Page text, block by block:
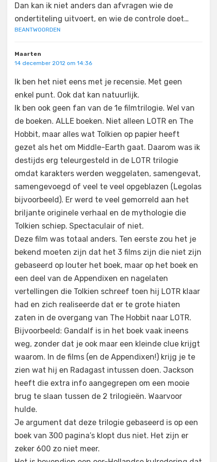
Dan kan ik niet anders dan afvragen wie de
ondertiteling uitvoert, en wie de controle doet…
BEANTWOORDEN
Maarten
14 december 2012 om 14:36
Ik ben het niet eens met je recensie. Met geen
enkel punt. Ook dat kan natuurlijk.
Ik ben ook geen fan van de 1e filmtrilogie. Wel van
de boeken. ALLE boeken. Niet alleen LOTR en The
Hobbit, maar alles wat Tolkien op papier heeft
gezet als het om Middle-Earth gaat. Daarom was ik
destijds erg teleurgesteld in de LOTR trilogie
omdat karakters werden weggelaten, samengevat,
samengevoegd of veel te veel opgeblazen (Legolas
bijvoorbeeld). Er werd te veel gemorreld aan het
briljante originele verhaal en de mythologie die
Tolkien schiep. Spectaculair of niet.
Deze film was totaal anders. Ten eerste zou het je
bekend moeten zijn dat het 3 films zijn die niet zijn
gebaseerd op louter het boek, maar op het boek en
een deel van de Appendixen en nagelaten
vertellingen die Tolkien schreef toen hij LOTR klaar
had en zich realiseerde dat er te grote hiaten
zaten in de overgang van The Hobbit naar LOTR.
Bijvoorbeeld: Gandalf is in het boek vaak ineens
weg, zonder dat je ook maar een kleinde clue krijgt
waarom. In de films (en de Appendixen!) krijg je te
zien wat hij en Radagast intussen doen. Jackson
heeft die extra info aangegrepen om een mooie
brug te slaan tussen de 2 trilogieën. Waarvoor
hulde.
Je argument dat deze trilogie gebaseerd is op een
boek van 300 pagina’s klopt dus niet. Het zijn er
zeker 600 zo niet meer.